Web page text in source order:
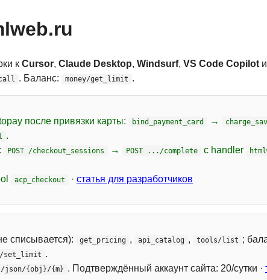
к Cursor, Claude Desktop, Windsurf, VS Code Copilotи
. Баланс: money/get_limit .
после привязки карты: bind_payment_card →
.
: POST /checkout_sessions → POST .../complete с handler
acp_checkout · статья для разработчиков
списывается): get_pricing , api_catalog , tools/list ;
set_limit .
/json/{obj}/{m} . Подтверждённый аккаунт сайта: 20/сутки ·